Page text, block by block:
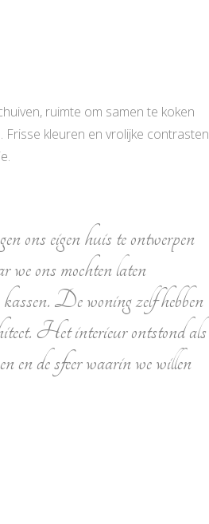
ruimte om samen te koken
Frisse kleuren en vrolijke contrasten
ons eigen huis te ontwerpen
we ons mochten laten
De woning zelf hebben
Het interieur ontstond als
en de sfeer waarin we willen